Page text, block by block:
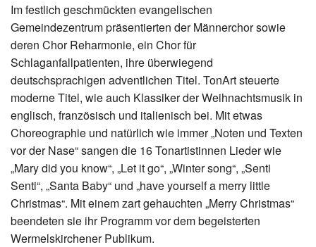
Im festlich geschmückten evangelischen
Gemeindezentrum präsentierten der Männerchor sowie
deren Chor Reharmonie, ein Chor für
Schlaganfallpatienten, ihre überwiegend
deutschsprachigen adventlichen Titel. TonArt steuerte
moderne Titel, wie auch Klassiker der Weihnachtsmusik in
englisch, französisch und italienisch bei. Mit etwas
Choreographie und natürlich wie immer „Noten und Texten
vor der Nase“ sangen die 16 Tonartistinnen Lieder wie
„Mary did you know“, „Let it go“, „Winter song“, „Senti
Senti“, „Santa Baby“ und „have yourself a merry little
Christmas“. Mit einem zart gehauchten „Merry Christmas“
beendeten sie ihr Programm vor dem begeisterten
Wermelskirchener Publikum.